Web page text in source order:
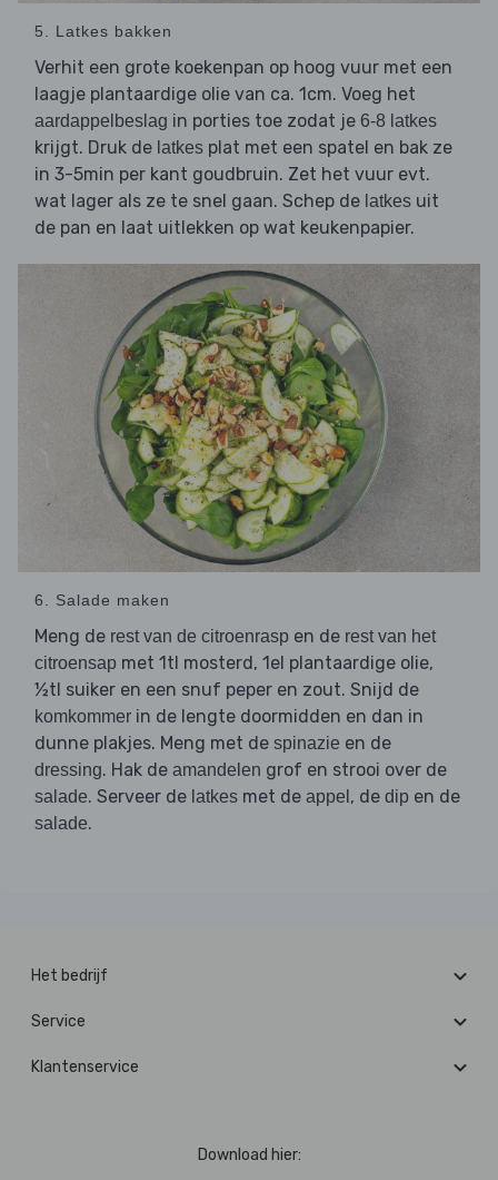
5. Latkes bakken
Verhit een grote koekenpan op hoog vuur met een
laagje plantaardige olie van ca. 1cm. Voeg het
aardappelbeslag in porties toe zodat je 6-8 latkes
krijgt. Druk de latkes plat met een spatel en bak ze
in 3-5min per kant goudbruin. Zet het vuur evt.
wat lager als ze te snel gaan. Schep de latkes uit
de pan en laat uitlekken op wat keukenpapier.
6. Salade maken
Meng de rest van de citroenrasp en de rest van het
citroensap met 1tl mosterd, 1el plantaardige olie,
½tl suiker en een snuf peper en zout. Snijd de
komkommer in de lengte doormidden en dan in
dunne plakjes. Meng met de spinazie en de
dressing. Hak de amandelen grof en strooi over de
salade. Serveer de latkes met de appel , de dip en de
salade.
Het bedrijf
Service
Klantenservice
Download hier: